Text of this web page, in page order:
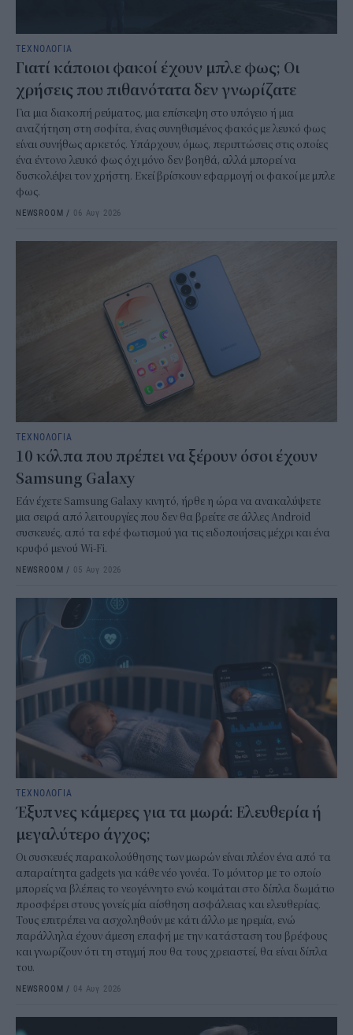
ΤΕΧΝΟΛΟΓΙΑ
Γιατί κάποιοι φακοί έχουν μπλε φως; Οι
χρήσεις που πιθανότατα δεν γνωρίζατε
Για μια διακοπή ρεύματος, μια επίσκεψη στο υπόγειο ή μια
αναζήτηση στη σοφίτα, ένας συνηθισμένος φακός με λευκό φως
είναι συνήθως αρκετός. Υπάρχουν, όμως, περιπτώσεις στις οποίες
ένα έντονο λευκό φως όχι μόνο δεν βοηθά, αλλά μπορεί να
δυσκολέψει τον χρήστη. Εκεί βρίσκουν εφαρμογή οι φακοί με μπλε
φως.
NEWSROOM / 06 Αυγ 2026
ΤΕΧΝΟΛΟΓΙΑ
10 κόλπα που πρέπει να ξέρουν όσοι έχουν
Samsung Galaxy
Εάν έχετε Samsung Galaxy κινητό, ήρθε η ώρα να ανακαλύψετε
μια σειρά από λειτουργίες που δεν θα βρείτε σε άλλες Android
συσκευές, από τα εφέ φωτισμού για τις ειδοποιήσεις μέχρι και ένα
κρυφό μενού Wi-Fi.
NEWSROOM / 05 Αυγ 2026
ΤΕΧΝΟΛΟΓΙΑ
Έξυπνες κάμερες για τα μωρά: Ελευθερία ή
μεγαλύτερο άγχος;
Οι συσκευές παρακολούθησης των μωρών είναι πλέον ένα από τα
απαραίτητα gadgets για κάθε νέο γονέα. Το μόνιτορ με το οποίο
μπορείς να βλέπεις το νεογέννητο ενώ κοιμάται στο δίπλα δωμάτιο
προσφέρει στους γονείς μία αίσθηση ασφάλειας και ελευθερίας.
Τους επιτρέπει να ασχοληθούν με κάτι άλλο με ηρεμία, ενώ
παράλληλα έχουν άμεση επαφή με την κατάσταση του βρέφους
και γνωρίζουν ότι τη στιγμή που θα τους χρειαστεί, θα είναι δίπλα
του.
NEWSROOM / 04 Αυγ 2026